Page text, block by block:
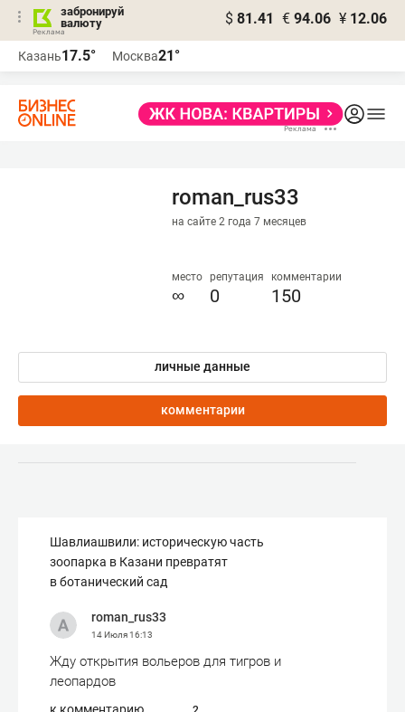
забронируй
валюту
$ 81.41 € 94.06 ¥ 12.06
Казань17.5° Москва21°
roman_rus33
на сайте 2 года 7 месяцев
место
∞
репутация
0
комментарии
150
личные данные
комментарии
Шавлиашвили: историческую часть
зоопарка в Казани превратят
в ботанический сад
roman_rus33
14 Июля16:13
Жду открытия вольеров для тигров и
леопардов